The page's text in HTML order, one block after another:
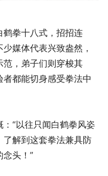
鹤拳十八式，招招连
媒体代表兴致盎然，
范，弟子们则穿梭其
都能切身感受拳法中
：“以往只闻白鹤拳风姿
解到这套拳法兼具防
头！”